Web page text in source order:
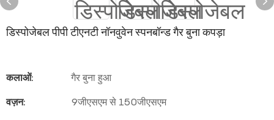
डिस्पोजेबल पीपी टीएनटी नॉनवुवेन स्पनबॉन्ड गैर बुना कपड़ा
कलाओं:
गैर बुना हुआ
वज़न:
9जीएसएम से 150जीएसएम